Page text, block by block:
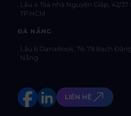
Lầu 4 Tòa nhà Nguyên Giáp, 42/
TP.HCM
ĐÀ NẴNG
Lầu 6 DanaBook, 76-78 Bạch
Nẵng
LIÊN HỆ